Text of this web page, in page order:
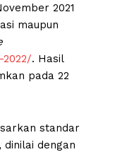
2021
maupun
. Hasil
pada 22
standar
dinilai dengan